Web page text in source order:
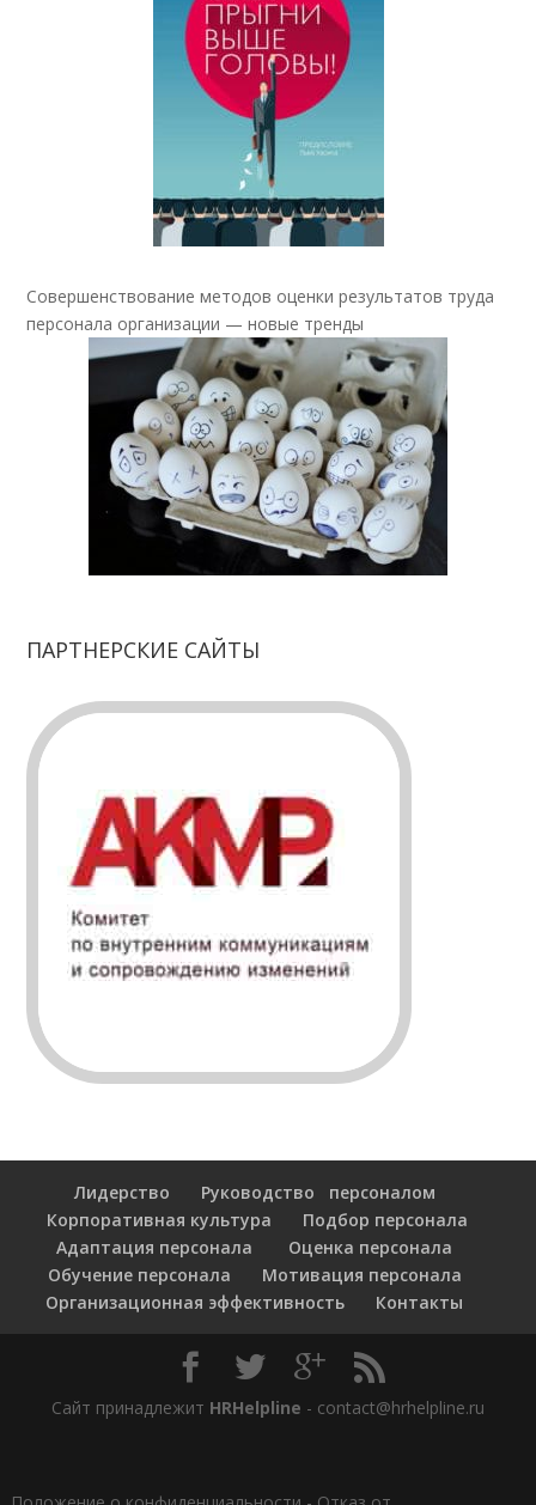
Совершенствование методов оценки результатов труда
персонала организации — новые тренды
ПАРТНЕРСКИЕ САЙТЫ
Лидерство
Руководство персоналом
Корпоративная культура
Подбор персонала
Адаптация персонала
Оценка персонала
Обучение персонала
Мотивация персонала
Организационная эффективность
Контакты
Сайт принадлежит HRHelpline - contact@hrhelpline.ru